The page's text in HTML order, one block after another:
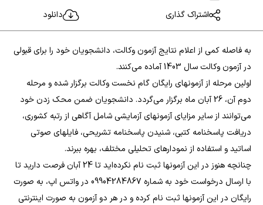
اشتراک گذاری
دانلود
به فاصله کمی از اعلام نتایج آزمون وکالت، دانشجویان خود را برای قبولی
در آزمون وکالت سال 1403 آماده می‌کنند.
اولین مرحله از آزمونهای رایگان گام نخست وکالت برگزار شده و مرحله
دوم آن، 26 آبان ماه برگزار می‌گردد. دانشجویان ضمن محک زدن خود
می‌توانند از سایر مزایای آزمونهای آزمایشی شامل آگاهی از رتبه کشوری،
دریافت پاسخنامه کتبی، شنیدن پاسخنامه تشریحی، فایلهای صوتی
اساتید و استفاده از نمودارهای تحلیلی مختلف، بهره ببرند.
چنانچه هنوز در این آزمونها ثبت نام نکرده‌اید تا 24 آبان فرصت دارید تا
با ارسال درخواست خود به شماره 09904284867 در واتس اپ، به صورت
رایگان در این آزمونها ثبت نام کرده و در هر دو آزمون به صورت اینترنتی